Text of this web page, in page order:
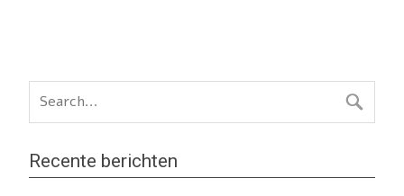
Recente berichten